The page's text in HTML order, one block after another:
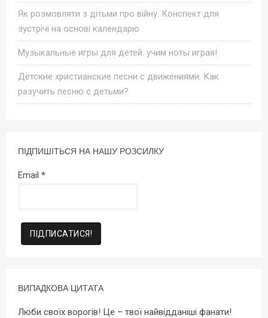
Як розмовляти з дітьми про війну. Конспект для
зустрічі на основі календарю
Музыкальные игры для детей: учим ноты играя!
Детские христианские песни с движениями. Как
разучить песню с детьми?
ПІДПИШІТЬСЯ НА НАШУ РОЗСИЛКУ
Email *
ВИПАДКОВА ЦИТАТА
Люби своїх ворогів! Це – твої найвідданіші фанати!